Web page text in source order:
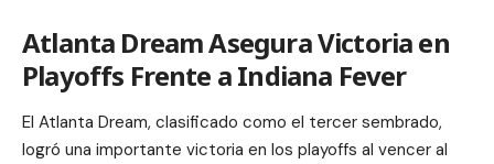
Atlanta Dream Asegura Victoria en
Playoffs Frente a Indiana Fever
El Atlanta Dream, clasificado como el tercer sembrado,
logró una importante victoria en los playoffs al vencer al